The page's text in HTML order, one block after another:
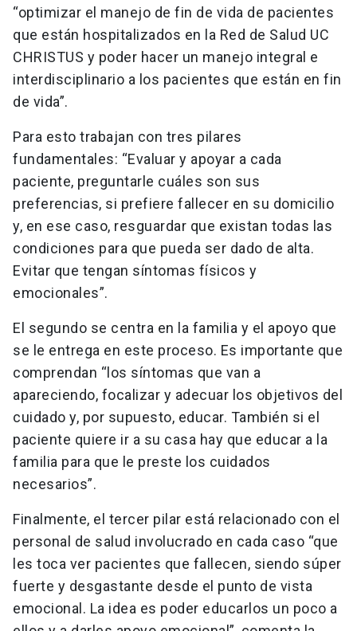
“optimizar el manejo de fin de vida de pacientes
que están hospitalizados en la Red de Salud UC
CHRISTUS y poder hacer un manejo integral e
interdisciplinario a los pacientes que están en fin
de vida”.
Para esto trabajan con tres pilares
fundamentales: “Evaluar y apoyar a cada
paciente, preguntarle cuáles son sus
preferencias, si prefiere fallecer en su domicilio
y, en ese caso, resguardar que existan todas las
condiciones para que pueda ser dado de alta.
Evitar que tengan síntomas físicos y
emocionales”.
El segundo se centra en la familia y el apoyo que
se le entrega en este proceso. Es importante que
comprendan “los síntomas que van a
apareciendo, focalizar y adecuar los objetivos del
cuidado y, por supuesto, educar. También si el
paciente quiere ir a su casa hay que educar a la
familia para que le preste los cuidados
necesarios”.
Finalmente, el tercer pilar está relacionado con el
personal de salud involucrado en cada caso “que
les toca ver pacientes que fallecen, siendo súper
fuerte y desgastante desde el punto de vista
emocional. La idea es poder educarlos un poco a